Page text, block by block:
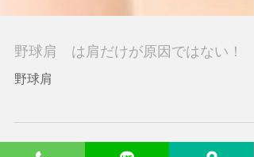
野球肩